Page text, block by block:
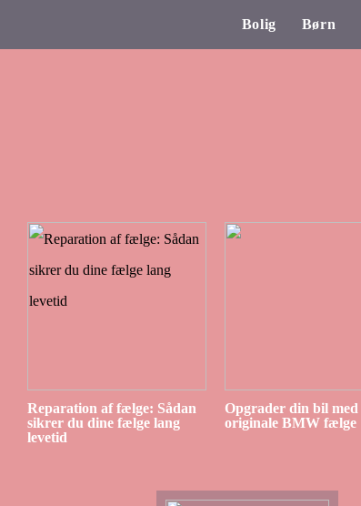
Bolig Børn
Reparation af fælge: Sådan
sikrer du dine fælge lang
levetid
Opgrader din bil med
originale BMW fælge